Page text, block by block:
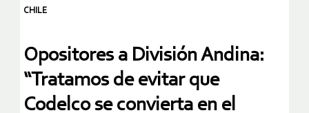
CHILE
Opositores a División Andina:
“Tratamos de evitar que
Codelco se convierta en el